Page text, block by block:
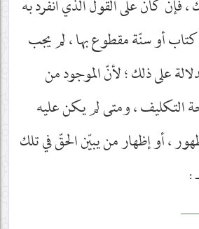
فإن كان على القول الذي انفرد به
أو سنّة مقطوع بها ، لم يجب
على ذلك ؛ لأنّ الموجود من
التكليف ، ومتى لم يكن عليه
، أو إظهار من يبيّن الحقّ في تلك
: